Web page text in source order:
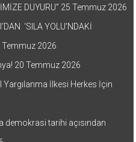
DUYURU” 25 Temmuz 2026
‘SILA YOLU’NDAKİ
Temmuz 2026
20 Temmuz 2026
İlkesi Herkes İçin
demokrasi tarihi açısından